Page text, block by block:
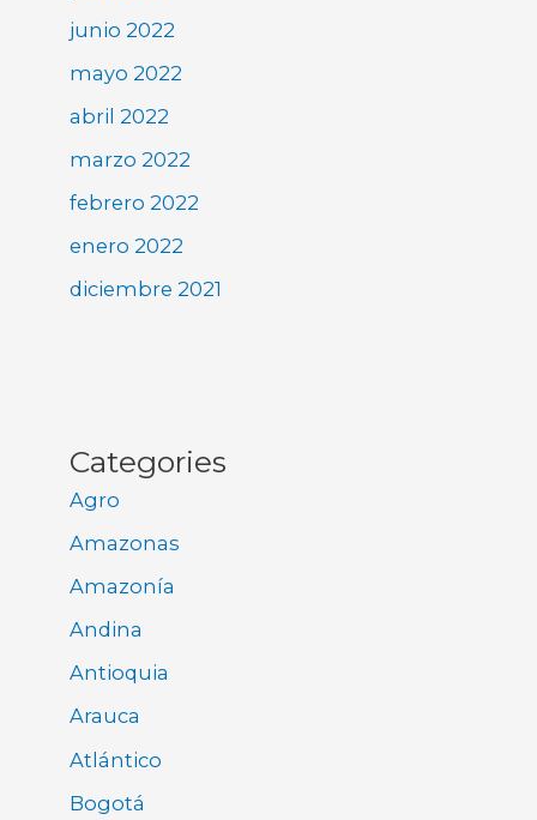
junio 2022
mayo 2022
abril 2022
marzo 2022
febrero 2022
enero 2022
diciembre 2021
Categories
Agro
Amazonas
Amazonía
Andina
Antioquia
Arauca
Atlántico
Bogotá